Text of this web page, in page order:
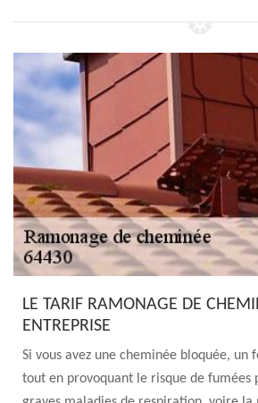
LE TARIF RAMONAGE DE
ENTREPRISE
Si vous avez une cheminée bloquée, un
tout en provoquant le risque de fumées